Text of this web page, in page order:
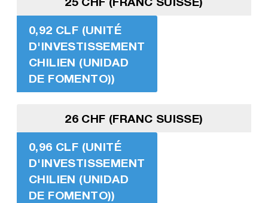
0,92 CLF (UNITÉ
D'INVESTISSEMENT
CHILIEN (UNIDAD
DE FOMENTO))
26 CHF (FRANC SUISSE)
0,96 CLF (UNITÉ
D'INVESTISSEMENT
CHILIEN (UNIDAD
DE FOMENTO))